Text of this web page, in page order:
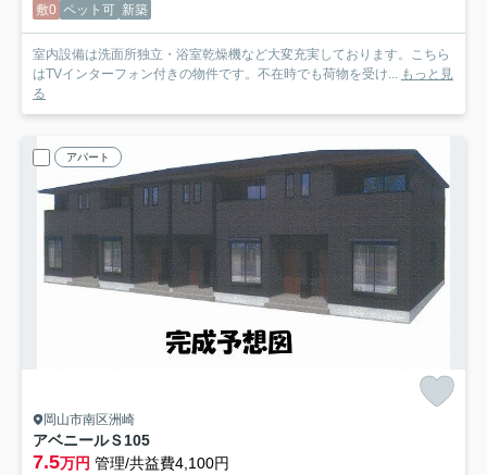
敷0 ペット可 新築
室内設備は洗面所独立・浴室乾燥機など大変充実しております。こちら
はTVインターフォン付きの物件です。不在時でも荷物を受け...
もっと見
る
アパート
岡山市南区洲崎
アベニールＳ105
7.5万円 管理/共益費4,100円